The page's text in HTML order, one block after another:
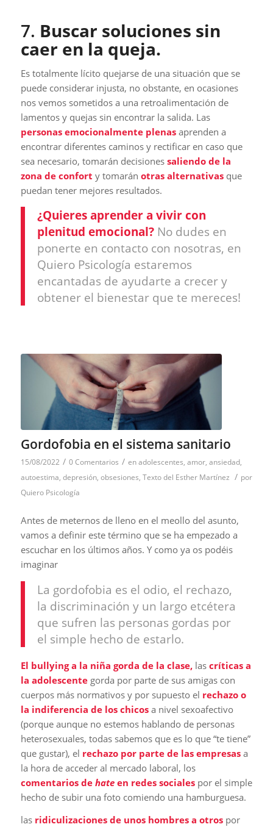
7. Buscar soluciones sin
caer en la queja.
Es totalmente lícito quejarse de una situación que se
puede considerar injusta, no obstante, en ocasiones
nos vemos sometidos a una retroalimentación de
lamentos y quejas sin encontrar la salida. Las
personas emocionalmente plenasaprenden a
encontrar diferentes caminos y rectificar en caso que
sea necesario, tomarán decisiones saliendo de la
zona de confort y tomarán otras alternativasque
puedan tener mejores resultados.
¿Quieres aprender a vivir con
plenitud emocional?No dudes en
ponerte en contacto con nosotras, en
Quiero Psicología estaremos
encantadas de ayudarte a crecer y
obtener el bienestar que te mereces!
Gordofobia en el sistema sanitario
15/08/2022 / 0 Comentarios / enadolescentes, amor, ansiedad,
autoestima, depresión, obsesiones, Texto del Esther Martínez / por
Quiero Psicología
Antes de meternos de lleno en el meollo del asunto,
vamos a definir este término que se ha empezado a
escuchar en los últimos años. Y como ya os podéis
imaginar
La gordofobia es el odio, el rechazo,
la discriminación y un largo etcétera
que sufren las personas gordas por
el simple hecho de estarlo.
El bullying a la niña gorda de la clase,las críticas a
la adolescentegorda por parte de sus amigas con
cuerpos más normativos y por supuesto el rechazo o
la indiferencia de los chicosa nivel sexoafectivo
(porque aunque no estemos hablando de personas
heterosexuales, todas sabemos que es lo que “te tiene”
que gustar), el rechazo por parte de las empresasa
la hora de acceder al mercado laboral, los
comentarios de hate en redes socialespor el simple
hecho de subir una foto comiendo una hamburguesa.
las ridiculizaciones de unos hombres a otrospor